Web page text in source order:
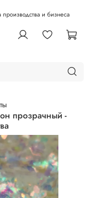
и бизнеса
прозрачный -